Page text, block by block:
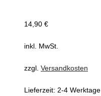
der
werden
14,90 €
inkl. MwSt.
zzgl. Versandkosten
Lieferzeit: 2-4 Werktage